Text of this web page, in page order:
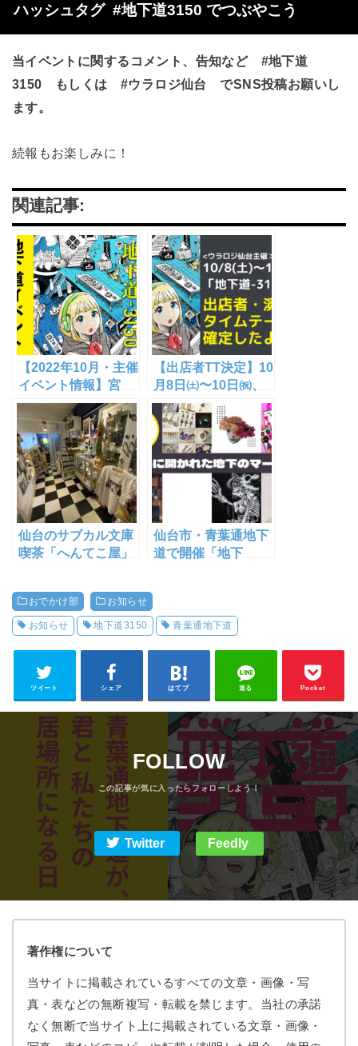
ハッシュタグ #地下道3150 でつぶやこう
当イベントに関するコメント、告知など #地下道
3150 もしくは #ウラロジ仙台でSNS投稿お願いし
ます。
続報もお楽しみに！
関連記事:
【2022年10月・主催
イベント情報】宮
城・東北で「人と違
う自分でありたい」
「人と違っていいの
か悩む」少数派がの
びのび過ごせる小さ
なマーケット「地下
道-3150」【仙台 青
葉通地下道】
【出店者TT決定】10
月8日㈯〜10日㈷、
仙台・青葉通地下道
で「少数派」のため
のマーケット開催！
【イベント続報】
仙台のサブカル文庫
喫茶「へんてこ屋」
ッセージ
仙台市・青葉通地下
道で開催「地下
おでかけ部 お知らせ
お知らせ 地下道3150 青葉通地下道
ツイート シェア はてブ 送る Pocket
FOLLOW
Twitter Feedly
著作権について
当サイトに掲載されているすべての文章・画像・写
真・表などの無断複写・転載を禁じます。当社の承諾
なく無断で当サイト上に掲載されている文章・画像・